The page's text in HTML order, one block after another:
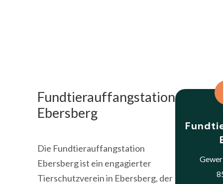
Fundtierauffangstation
Ebersberg
Die Fundtierauffangstation
Ebersberg ist ein engagierter
Tierschutzverein in Ebersberg, der